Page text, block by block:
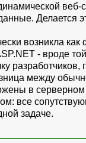
Делается
возникла
- вроде
между
в
все
задаче.